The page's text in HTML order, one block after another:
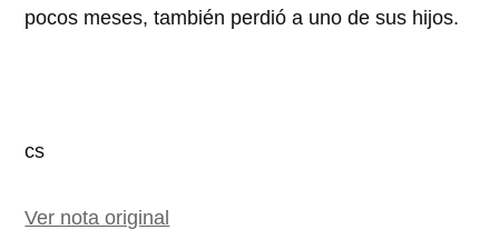
pocos meses, también perdió a uno de sus hijos.
cs
Ver nota original